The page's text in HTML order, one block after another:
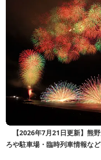
【2026年7月21日更新】熊
ろや駐車場・臨時列車情報な